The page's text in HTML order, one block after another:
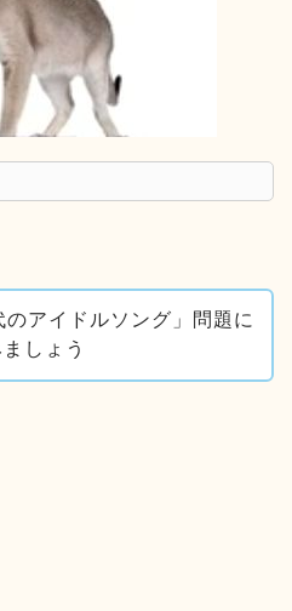
アイドルソング」問題に
しょう